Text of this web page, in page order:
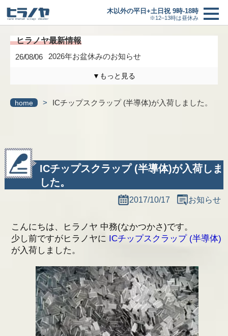
木以外の平日+土日祝 9時-18時
※12–13時は昼休み
ヒラノヤブログ
会社概要
アクセス
採用情報
お問い合わせ
26/08/06 2026年お盆休みのお知らせ
▼もっと見る
home > ICチップスクラップ (半導体)が入荷しました。
ICチップスクラップ (半導体)が入荷しま
した。
2017/10/17 お知らせ
こんにちは、ヒラノヤ 中務(なかつかさ)です。
少し前ですがヒラノヤに ICチップスクラップ (半導体)
が入荷しました。